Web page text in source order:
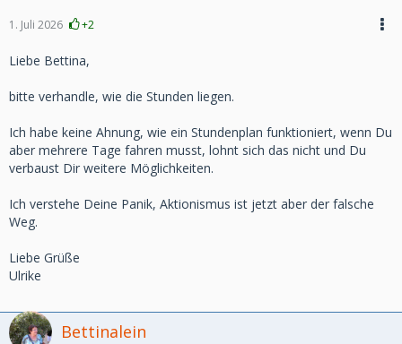
1. Juli 2026 +2
Liebe Bettina,
bitte verhandle, wie die Stunden liegen.
Ich habe keine Ahnung, wie ein Stundenplan funktioniert, wenn Du
aber mehrere Tage fahren musst, lohnt sich das nicht und Du
verbaust Dir weitere Möglichkeiten.
Ich verstehe Deine Panik, Aktionismus ist jetzt aber der falsche
Weg.
Liebe Grüße
Ulrike
Bettinalein